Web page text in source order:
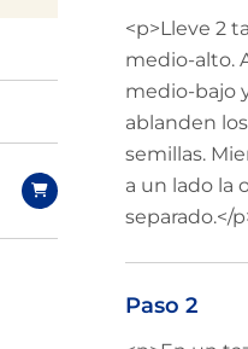
<p>Lleve 2
medio-alto.
medio-bajo
ablanden
semillas.
a un lado la
separado.</
Paso 2